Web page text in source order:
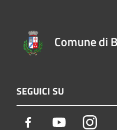
Comune di
SEGUICI SU
Facebook Youtube